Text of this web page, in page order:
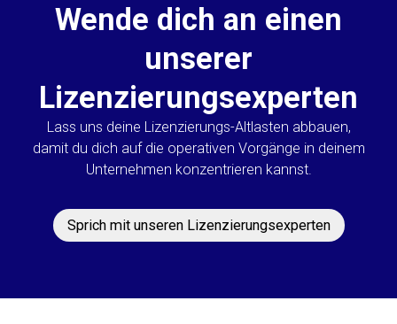
Wende dich an einen
unserer
Lizenzierungsexperten
Lass uns deine Lizenzierungs-Altlasten abbauen,
damit du dich auf die operativen Vorgänge in deinem
Unternehmen konzentrieren kannst.
Sprich mit unseren Lizenzierungsexperten